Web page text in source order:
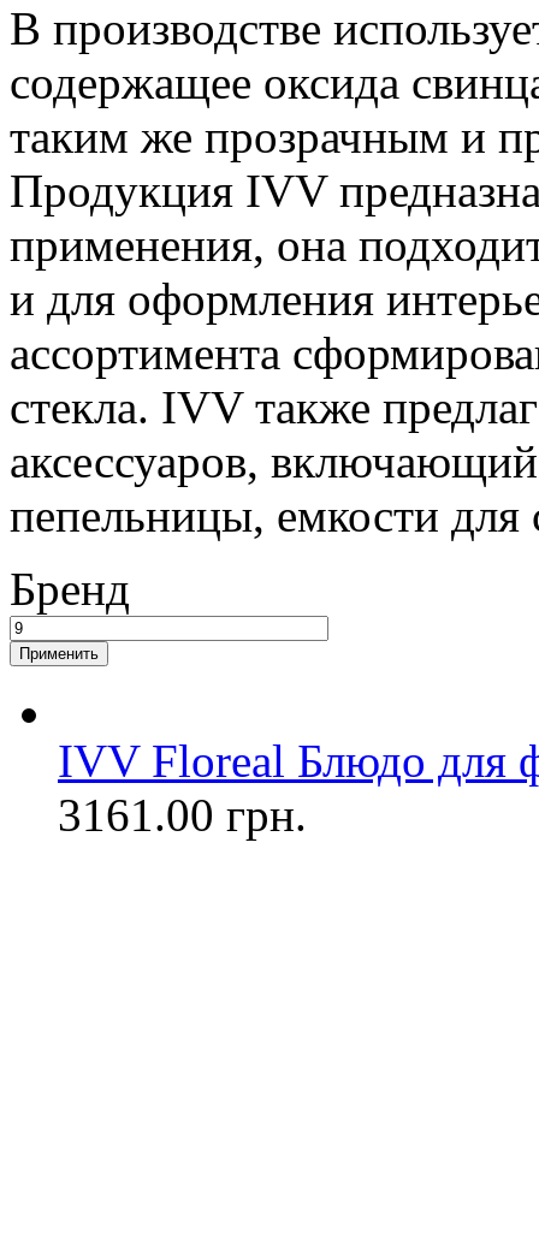
В производстве
содержащее оксида
таким же прозрачным и
Продукция IVV
применения, она
и для оформления
ассортимента
стекла. IVV также
аксессуаров,
пепельницы, емкости для
Бренд
IVV Floreal Блюдо для
3161.00 грн.